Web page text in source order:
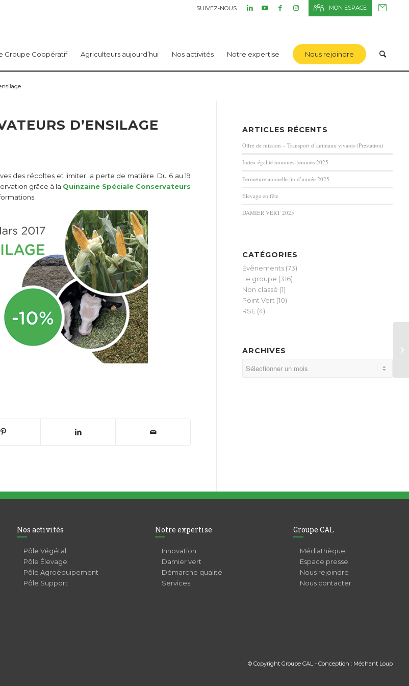
SUIVEZ-NOUS MON ESPACE
Groupe Coopératif Agriculteurs aujourd’hui Nos activités Notre expertise Nous rejoindre
D’ENSILAGE
des récoltes et limiter la perte de matière. Du 6 au 19
grâce à la Quinzaine Spéciale Conservateurs
ARTICLES RÉCENTS
Offre de mission – Transport d’animaux vivants (Prestation)
Index égalité hommes-femmes 2025
Fermeture annuelle fin d’année 2025
Élevage en fête
DAMIER VERT 2025
CATÉGORIES
Évènements (73)
Le groupe (316)
Non classé (1)
Point Vert (10)
RSE (4)
ARCHIVES
Nos activités
Pôle Végétal
Pôle Élevage
Pôle Agroéquipement
Pôle Support
Notre expertise
Innovation
Damier vert
Démarche qualité
Services
Groupe CAL
Médiathèque
Espace presse
Nous rejoindre
Nous contacter
© Copyright Groupe CAL - Conception : Méchant Loup